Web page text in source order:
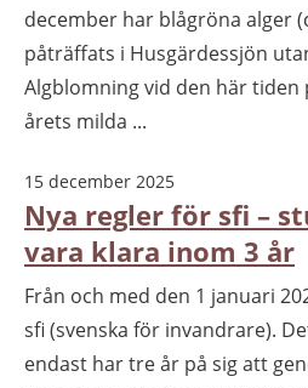
december har blågröna alger
påträffats i Husgärdessjön
Algblomning vid den här tiden
årets milda ...
15 december 2025
Nya regler för sfi –
vara klara inom 3 år
Från och med den 1 januari
sfi (svenska för invandrare).
endast har tre år på sig att